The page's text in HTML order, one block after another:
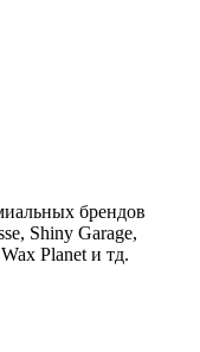
брендов
Shiny Garage,
Planet и тд.